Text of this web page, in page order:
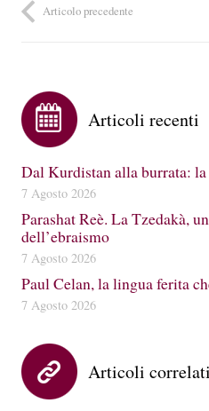
Articolo precedente
Articoli recenti
Dal Kurdistan alla burrata:
7 Agosto 2026
Parashat Reè. La Tzedakà,
dell’ebraismo
7 Agosto 2026
Paul Celan, la lingua ferita
7 Agosto 2026
Articoli correlati